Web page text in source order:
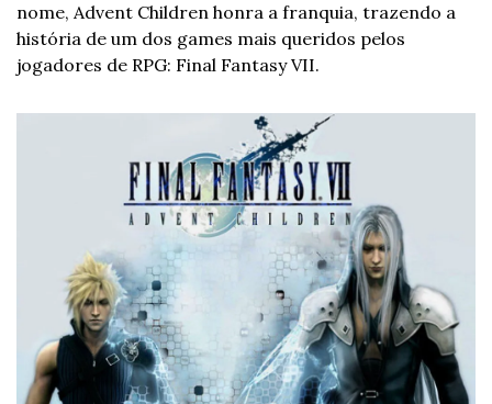
nome, Advent Children honra a franquia, trazendo a
história de um dos games mais queridos pelos
jogadores de RPG: Final Fantasy VII.